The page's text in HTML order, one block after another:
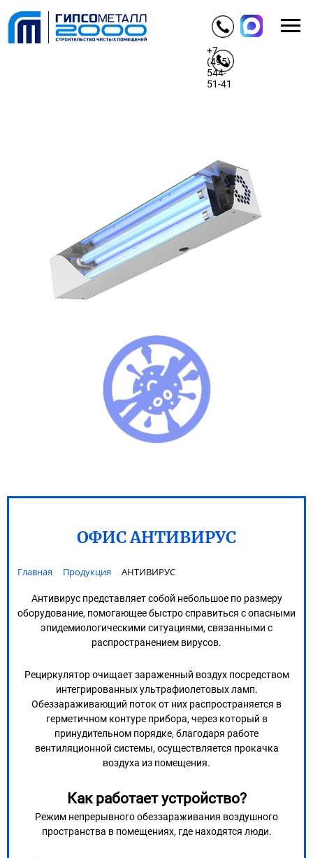
+7
(495)
544-
51-41
ОФИС АНТИВИРУС
Главная Продукция АНТИВИРУС
Антивирус представляет собой небольшое по размеру
оборудование, помогающее быстро справиться с опасными
эпидемиологическими ситуациями, связанными с
распространением вирусов.
Рециркулятор очищает зараженный воздух посредством
интегрированных ультрафиолетовых ламп.
Обеззараживающий поток от них распространяется в
герметичном контуре прибора, через который в
принудительном порядке, благодаря работе
вентиляционной системы, осуществляется прокачка
воздуха из помещения.
Как работает устройство?
Режим непрерывного обеззараживания воздушного
пространства в помещениях, где находятся люди.